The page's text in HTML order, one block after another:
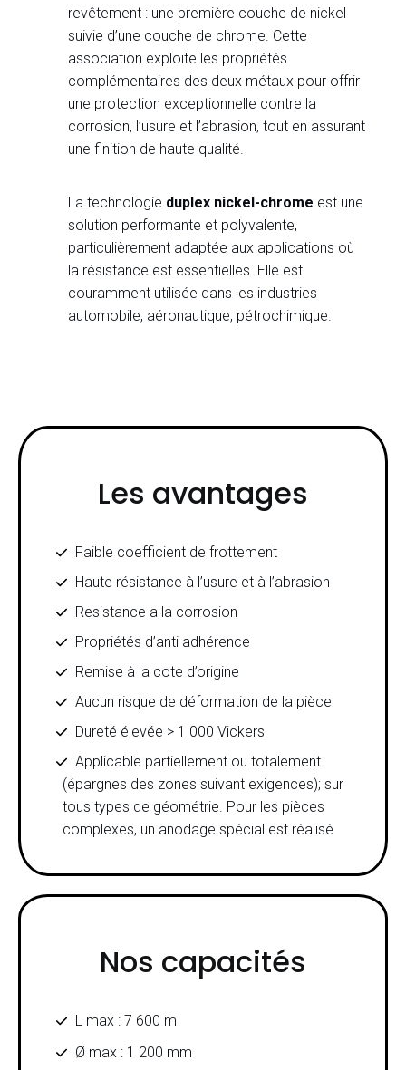
revêtement : une première couche de nickel
suivie d’une couche de chrome. Cette
association exploite les propriétés
complémentaires des deux métaux pour offrir
une protection exceptionnelle contre la
corrosion, l’usure et l’abrasion, tout en assurant
une finition de haute qualité.
La technologie duplex nickel-chrome est une
solution performante et polyvalente,
particulièrement adaptée aux applications où
la résistance est essentielles. Elle est
couramment utilisée dans les industries
automobile, aéronautique, pétrochimique.
Les avantages
Faible coefficient de frottement
Haute résistance à l’usure et à l’abrasion
Resistance a la corrosion
Propriétés d’anti adhérence
Remise à la cote d’origine
Aucun risque de déformation de la pièce
Dureté élevée > 1 000 Vickers
Applicable partiellement ou totalement
(épargnes des zones suivant exigences); sur
tous types de géométrie. Pour les pièces
complexes, un anodage spécial est réalisé
Nos capacités
L max : 7 600 m
Ø max : 1 200 mm